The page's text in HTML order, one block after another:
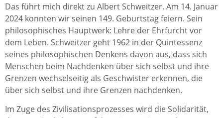
Das führt mich direkt zu Albert Schweitzer. Am 14. Januar
2024 konnten wir seinen 149. Geburtstag feiern. Sein
philosophisches Hauptwerk: Lehre der Ehrfurcht vor
dem Leben. Schweitzer geht 1962 in der Quintessenz
seines philosophischen Denkens davon aus, dass sich
Menschen beim Nachdenken über sich selbst und ihre
Grenzen wechselseitig als Geschwister erkennen, die
über sich selbst und ihre Grenzen nachdenken.
Im Zuge des Zivilisationsprozesses wird die Solidarität,